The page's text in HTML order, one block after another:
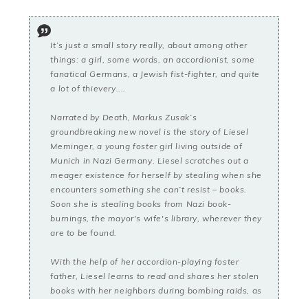
It’s just a small story really, about among other
things: a girl, some words, an accordionist, some
fanatical Germans, a Jewish fist-fighter, and quite
a lot of thievery....
Narrated by Death, Markus Zusak’s
groundbreaking new novel is the story of Liesel
Meminger, a young foster girl living outside of
Munich in Nazi Germany. Liesel scratches out a
meager existence for herself by stealing when she
encounters something she can’t resist – books.
Soon she is stealing books from Nazi book-
burnings, the mayor's wife's library, wherever they
are to be found.
With the help of her accordion-playing foster
father, Liesel learns to read and shares her stolen
books with her neighbors during bombing raids, as